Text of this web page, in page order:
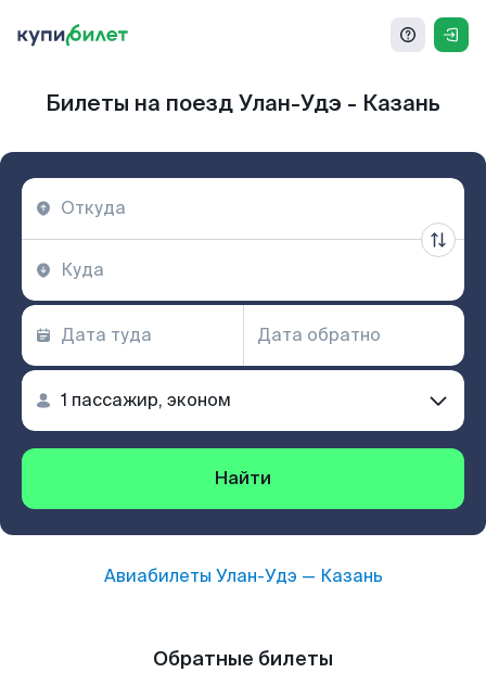
Билеты на поезд Улан-Удэ - Казань
Найти
Авиабилеты Улан-Удэ — Казань
Обратные билеты